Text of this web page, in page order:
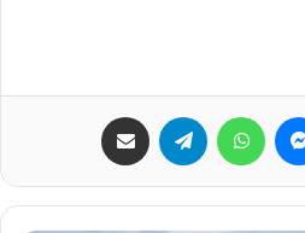
ماسنجر واتساب تيلقرام